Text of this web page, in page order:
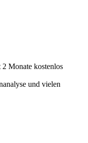
Monate kostenlos
und vielen